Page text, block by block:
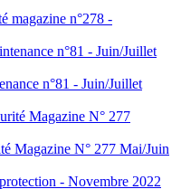
magazine n°278 -
n°81 - Juin/Juillet
Magazine N° 277 Mai/Juin